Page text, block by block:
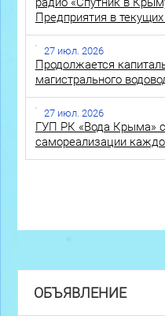
Предприятия в
27 июл. 2026
Продолжается
магистрального
27 июл. 2026
ГУП РК «Вода Крыма»
самореализации
ОБЪЯВЛЕНИЕ